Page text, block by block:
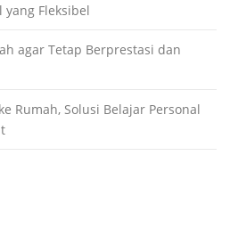
yang Fleksibel
agar Tetap Berprestasi dan
Rumah, Solusi Belajar Personal